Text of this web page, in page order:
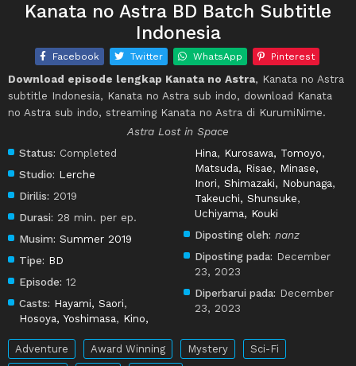
Kanata no Astra BD Batch Subtitle
Indonesia
Facebook Twitter WhatsApp Pinterest
Download episode lengkap Kanata no Astra, Kanata no Astra
subtitle Indonesia, Kanata no Astra sub indo, download Kanata
no Astra sub indo, streaming Kanata no Astra di KurumiNime.
Astra Lost in Space
Status: Completed
Studio: Lerche
Dirilis: 2019
Durasi: 28 min. per ep.
Musim: Summer 2019
Tipe: BD
Episode: 12
Casts: Hayami, Saori,
Hosoya, Yoshimasa, Kino,
Hina, Kurosawa, Tomoyo,
Matsuda, Risae, Minase,
Inori,Shimazaki, Nobunaga,
Takeuchi, Shunsuke,
Uchiyama, Kouki
Diposting oleh: nanz
Diposting pada: December
23, 2023
Diperbarui pada: December
23, 2023
Adventure Award Winning Mystery
Sci-Fi